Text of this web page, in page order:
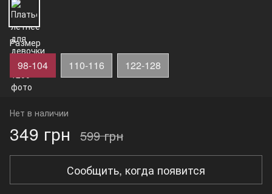
Размер
98-104 110-116 122-128
Нет в наличии
349 грн 599 грн
Сообщить, когда появится